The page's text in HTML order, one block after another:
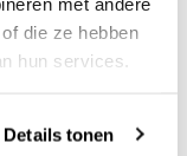
die ze hebben
hun services.
Details tonen
10g
maken om aan